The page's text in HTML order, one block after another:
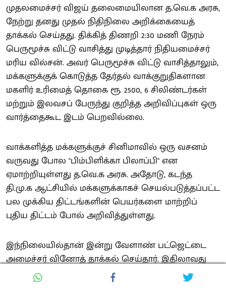
முதலமைச்சர் விஜய் தலைமையிலான த.வெ.க அரசு,
நேற்று தனது முதல் நிதிநிலை அறிக்கையைத்
தாக்கல் செய்தது. திக்கித் திணறி 2:30 மணி நேரம்
பெருமூச்சு விட்டு வாசித்து முடித்தார் நிதியமைச்சர்
மரிய வில்சன். அவர் பெருமூச்சு விட்டு வாசித்தாலும்,
மக்களுக்குக் கொடுத்த தேர்தல் வாக்குறுதிகளான
மகளிர் உரிமைத் தொகை ரூ. 2500, 6 சிலிண்டர்கள்
மற்றும் இலவசப் பேருந்து குறித்த அறிவிப்புகள் ஒரு
வார்த்தைகூட இடம் பெறவில்லை.
வாக்களித்த மக்களுக்குச் சினிமாவில் ஒரு வசனம்
வருவது போல "பிம்பிளிக்கா பிலாப்பி" என
ஏமாற்றியுள்ளது த.வெ.க அரசு. அதோடு, கடந்த
தி.மு.க ஆட்சியில் மக்களுக்காகச் செயல்படுத்தப்பட்ட
பல முக்கிய திட்டங்களின் பெயர்களை மாற்றிப்
புதிய திட்டம் போல் அறிவித்துள்ளது.
இந்நிலையில்தான் இன்று வேளாண் பட்ஜெட்டை
அமைச்சர் வினோத் தாக்கல் செய்தார். இதிலாவது
விவசாயிகளுக்குப் பயன் கிடைக்கும் என்று
பார்த்தால், காவிரியில் எப்படி நமக்குத் தண்ணீர்